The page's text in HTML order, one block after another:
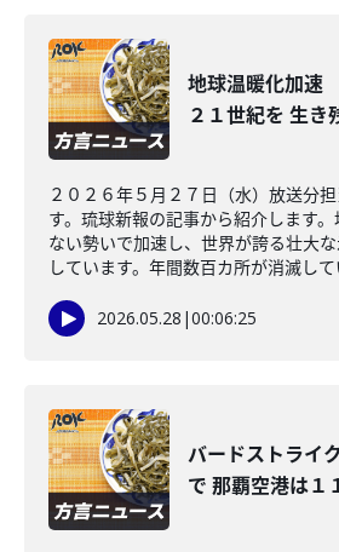
地球温暖化加速
２１世紀を 生き
２０２６年５月２７日（水）放送分
す。琉球新報の記事から紹介します
ない勢いで加速し、世界が誇る壮大
しています。年間数百カ所が消滅し
2026.05.28 |00:06:25
バードストライ
で 那覇空港は１